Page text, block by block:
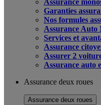
Assurance
Garanties
Nos formules
Assurance Auto
Services et
Assurance
Assurer 2
Assurance auto
Assurance deux roues
Assurance deux roues